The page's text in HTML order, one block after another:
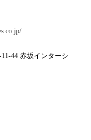
44 赤坂インターシ